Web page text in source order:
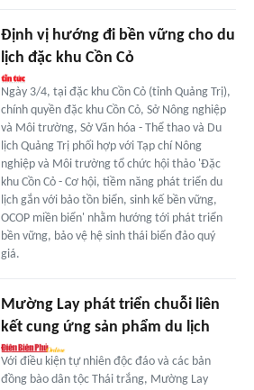
Định vị hướng đi bền vững cho du
lịch đặc khu Cồn Cỏ
Ngày 3/4, tại đặc khu Cồn Cỏ (tỉnh Quảng Trị),
chính quyền đặc khu Cồn Cỏ, Sở Nông nghiệp
và Môi trường, Sở Văn hóa - Thể thao và Du
lịch Quảng Trị phối hợp với Tạp chí Nông
nghiệp và Môi trường tổ chức hội thảo 'Đặc
khu Cồn Cỏ - Cơ hội, tiềm năng phát triển du
lịch gắn với bảo tồn biển, sinh kế bền vững,
OCOP miền biển' nhằm hướng tới phát triển
bền vững, bảo vệ hệ sinh thái biển đảo quý
giá.
Mường Lay phát triển chuỗi liên
kết cung ứng sản phẩm du lịch
Với điều kiện tự nhiên độc đáo và các bản
đồng bào dân tộc Thái trắng, Mường Lay